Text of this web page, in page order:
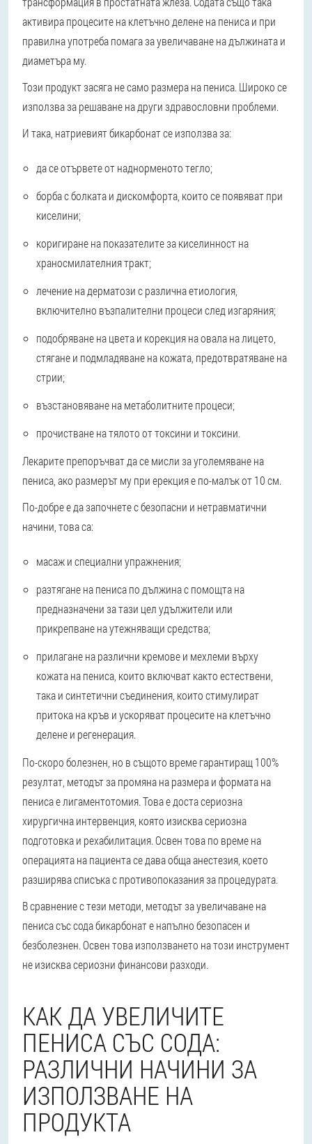
активира процесите на клетъчно делене на пениса и при
правилна употреба помага за увеличаване на дължината и
диаметъра му.
Този продукт засяга не само размера на пениса. Широко се
използва за решаване на други здравословни проблеми.
И така, натриевият бикарбонат се използва за:
да се отървете от наднорменото тегло;
борба с болката и дискомфорта, които се появяват при
киселини;
коригиране на показателите за киселинност на
храносмилателния тракт;
лечение на дерматози с различна етиология,
включително възпалителни процеси след изгаряния;
подобряване на цвета и корекция на овала на лицето,
стягане и подмладяване на кожата, предотвратяване на
стрии;
възстановяване на метаболитните процеси;
прочистване на тялото от токсини и токсини.
Лекарите препоръчват да се мисли за уголемяване на
пениса, ако размерът му при ерекция е по-малък от 10 см.
По-добре е да започнете с безопасни и нетравматични
начини, това са:
масаж и специални упражнения;
разтягане на пениса по дължина с помощта на
предназначени за тази цел удължители или
прикрепване на утежняващи средства;
прилагане на различни кремове и мехлеми върху
кожата на пениса, които включват както естествени,
така и синтетични съединения, които стимулират
притока на кръв и ускоряват процесите на клетъчно
делене и регенерация.
По-скоро болезнен, но в същото време гарантиращ 100%
резултат, методът за промяна на размера и формата на
пениса е лигаментотомия. Това е доста сериозна
хирургична интервенция, която изисква сериозна
подготовка и рехабилитация. Освен това по време на
операцията на пациента се дава обща анестезия, което
разширява списъка с противопоказания за процедурата.
В сравнение с тези методи, методът за увеличаване на
пениса със сода бикарбонат е напълно безопасен и
безболезнен. Освен това използването на този инструмент
не изисква сериозни финансови разходи.
КАК ДА УВЕЛИЧИТЕ
ПЕНИСА СЪС СОДА:
РАЗЛИЧНИ НАЧИНИ ЗА
ИЗПОЛЗВАНЕ НА
ПРОДУКТА